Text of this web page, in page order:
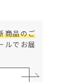
商品のご
ルでお届